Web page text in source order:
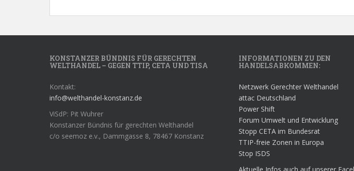
KONSTANZER BÜNDNIS FÜR GERECHTEN
WELTHANDEL – GEGEN TTIP, CETA UND TISA
Kontakt:
info@welthandel-konstanz.de
ViSdP: Pit Wuhrer
Konstanzer Bündnis für gerechten Welthandel
c/o seemoz e.v., Dammgasse 8, 78467 Konstanz
INFORMATIONEN ZU DEN
HANDELSABKOMMEN:
Netzwerk Gerechter Welthandel
attac Deutschland
Power Shift
Forum Umwelt und Entwicklung
Stopp CETA im Bundesrat
TTIP-freie Zonen in Europa
Stop ISDS